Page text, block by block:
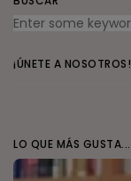
¡ÚNETE A NOSOTROS!
LO QUE MÁS GUSTA...